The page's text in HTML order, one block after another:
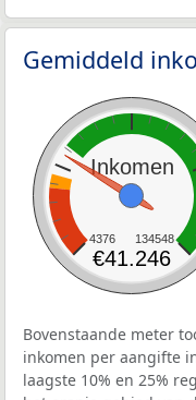
Gemiddeld
Inkomen
4376 134548
€41.246
Bovenstaande meter
inkomen per aangifte
laagste 10% en 25%